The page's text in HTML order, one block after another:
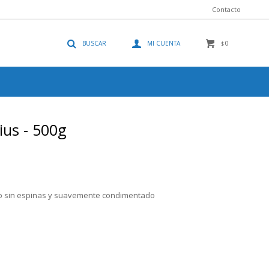
$0
Contacto
- 500g
sin espinas y suavemente condimentado